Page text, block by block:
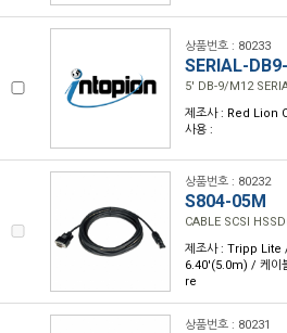
상품번호 : 80233
SERIAL-
5' DB-9/M12
제조사 : Red Lion
사용 :
상품번호 : 80232
S804-05M
CABLE SCSI
제조사 : Tripp Lite
6.40'(5.0m) / 케이
re
상품번호 : 80231